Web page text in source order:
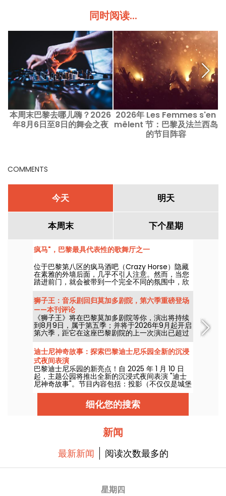
同时阅读...
本周末巴黎去哪儿嗨？2026
年8月6日至8日的舞会之夜
2026年 Les Femmes s'en
mêlent 节：巴黎及法兰西岛
的节目阵容
COMMENTS
今天 明天
本周末 下个星期
疯马"，巴黎最具代表性的歌舞厅之一
位于巴黎第八区的疯马酒吧（Crazy Horse）隐藏
在素雅的外墙后面，几乎不引人注意。然而，当您
踏进前门，就会被带到一个完全不同的氛围中，欣
赏一场以舞蹈、表演和灯光装饰为特色的精彩表
演。
狮子王：音乐剧回归莫加多剧院，第六季重磅登场
——本刊评论
《狮子王》将在巴黎莫加多剧院等你，演出将持续
到8月9日，属于第五季；并将于2026年9月起开启
第六季，距它在这座巴黎剧院的上一次演出已超过
十年。我们现场看过，现在为你一网打尽！
迪士尼神奇故事：探索巴黎迪士尼乐园全新的沉浸
式夜间表演
巴黎迪士尼乐园的新亮点！自 2025 年 1 月 10 日
起，主题公园将推出全新的沉浸式夜间表演 "迪士
尼神奇故事"。节目内容包括：投影（不仅仅是城堡
上的投影）、灯光效果，以及一如既往的迪士尼和
皮克斯电影中的场景！细化您的搜索
新闻
最新新闻 阅读次数最多的
星期四